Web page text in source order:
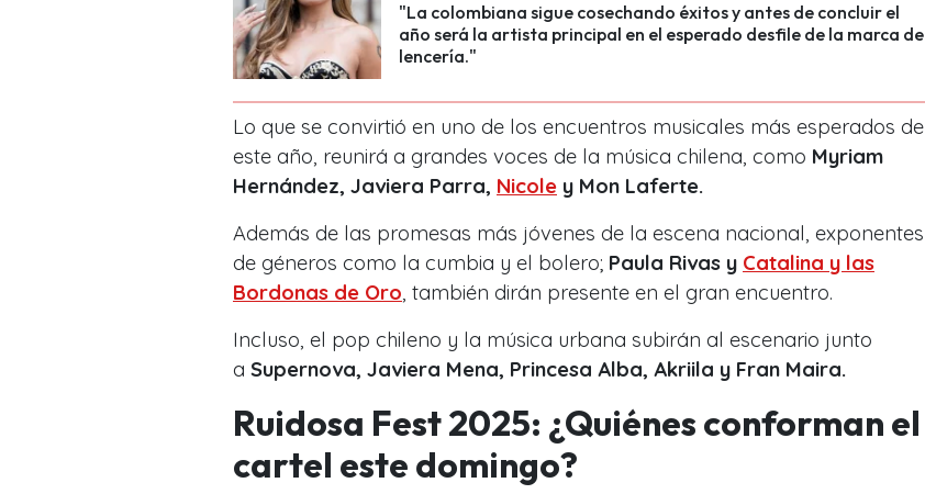
"La colombiana sigue cosechando éxitos y antes de concluir el
año será la artista principal en el esperado desfile de la marca de
lencería."
Lo que se convirtió en uno de los encuentros musicales más esperados de
este año, reunirá a grandes voces de la música chilena, como Myriam
Hernández, Javiera Parra, Nicole y Mon Laferte.
Además de las promesas más jóvenes de la escena nacional, exponentes
de géneros como la cumbia y el bolero; Paula Rivas y Catalina y las
Bordonas de Oro , también dirán presente en el gran encuentro.
Incluso, el pop chileno y la música urbana subirán al escenario junto
a Supernova, Javiera Mena, Princesa Alba, Akriila y Fran Maira.
Ruidosa Fest 2025: ¿Quiénes conforman el
cartel este domingo?